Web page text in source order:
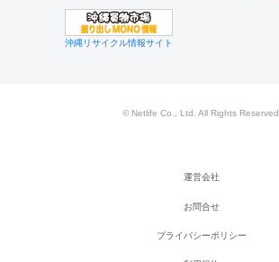
沖縄リサイクル情報サイト
© Netlife Co., Ltd. All Rights Reserved.
運営会社
お問合せ
プライバシーポリシー